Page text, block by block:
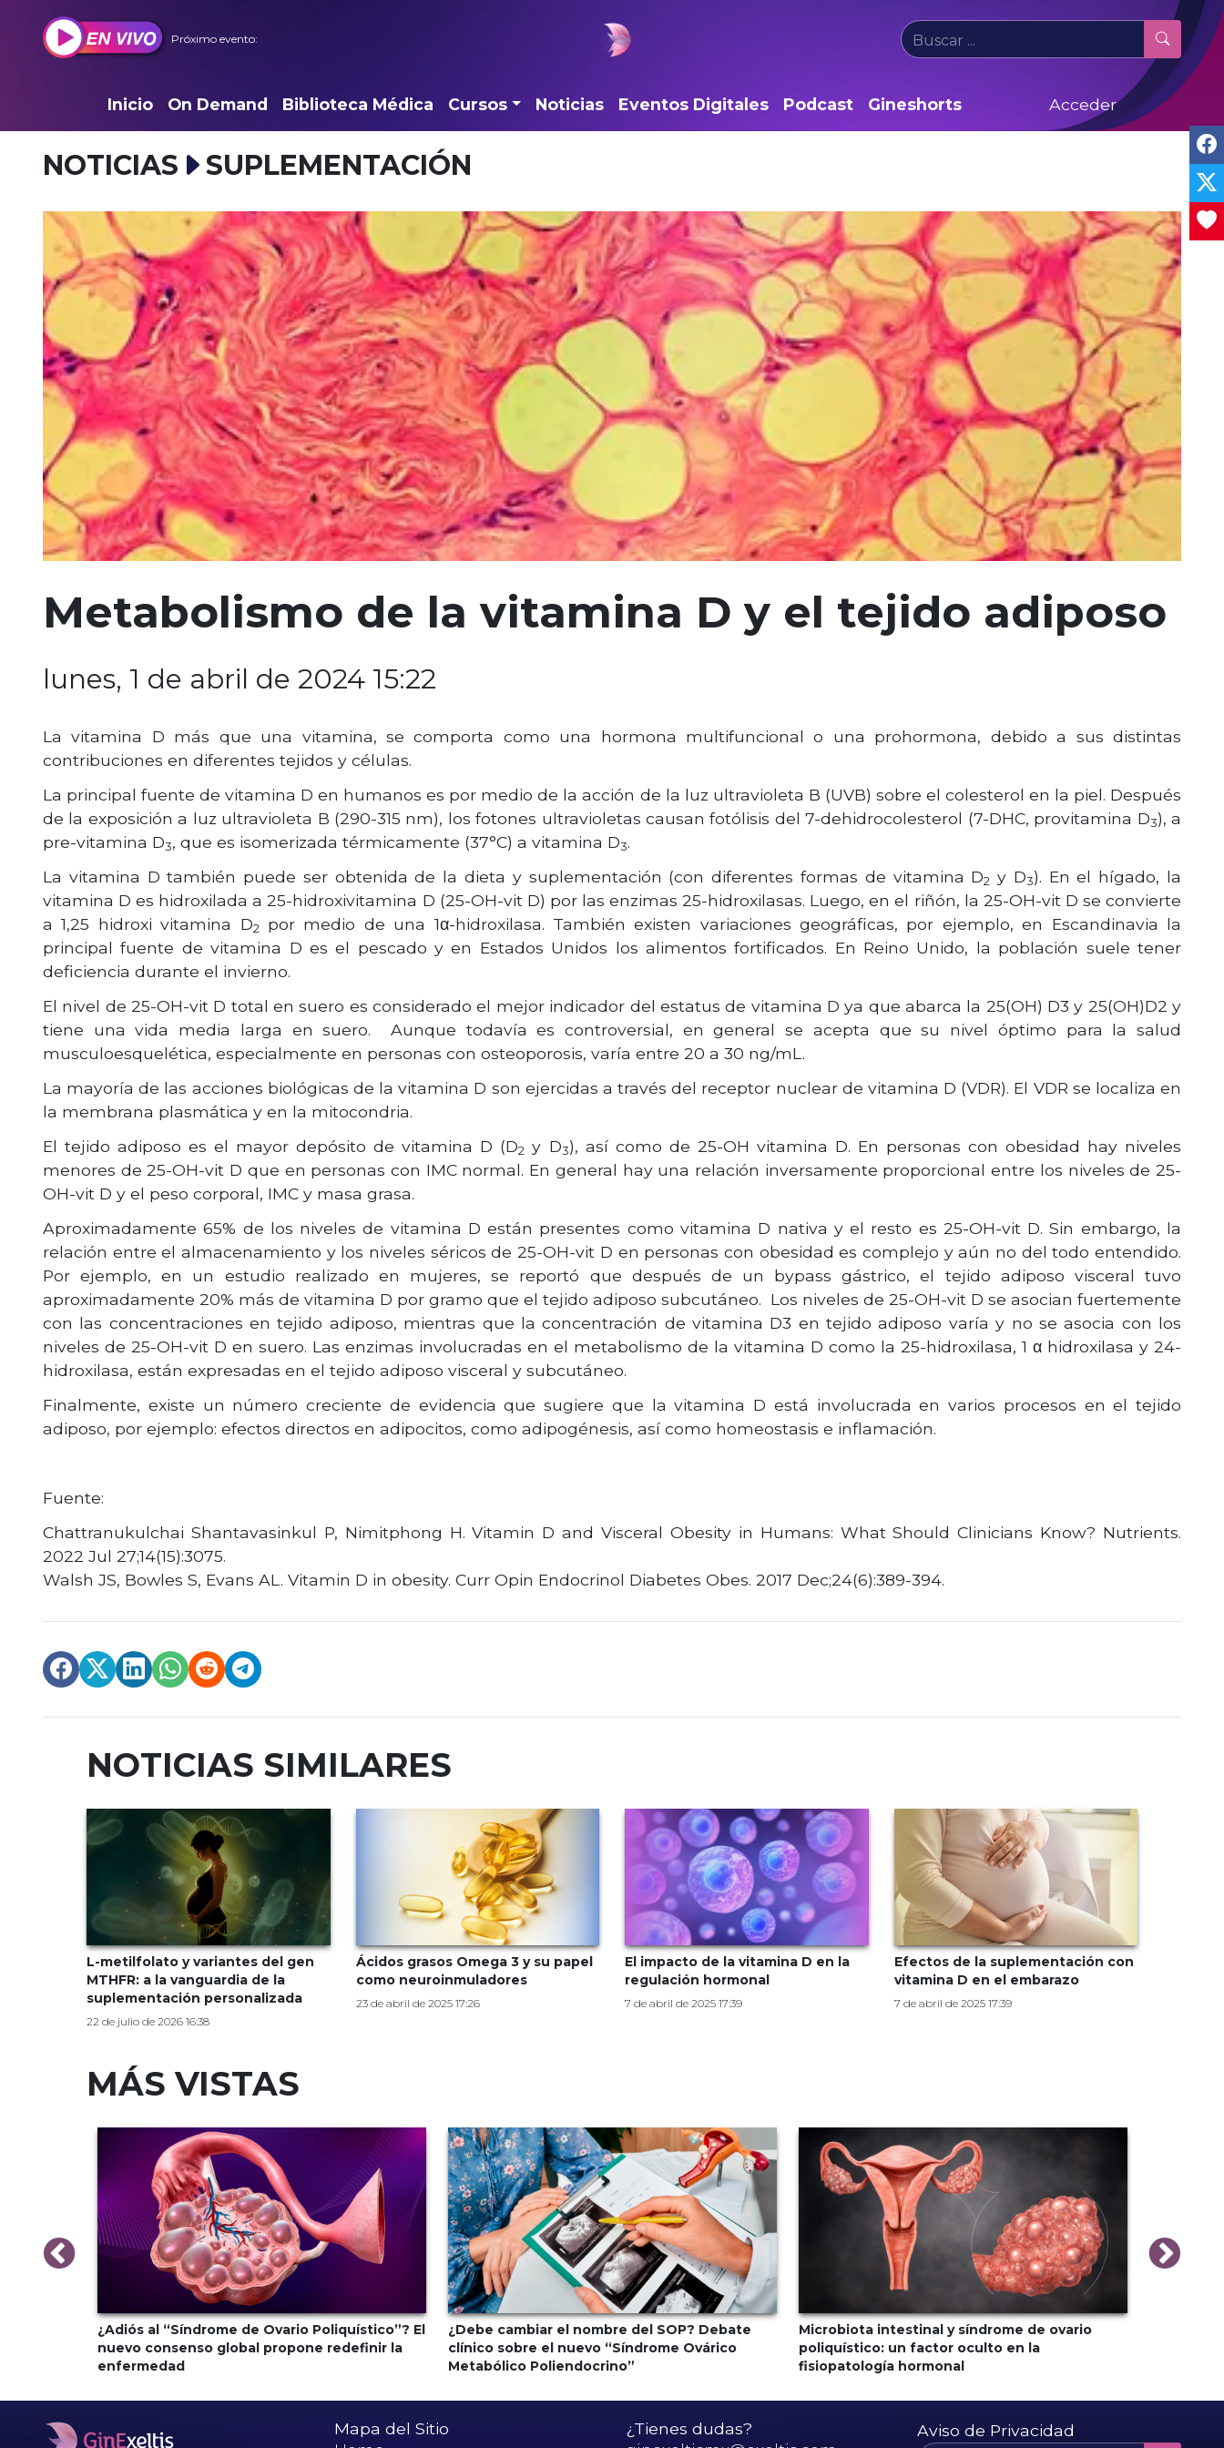
Próximo evento:
Inicio On Demand Biblioteca Médica Cursos Noticias Eventos Digitales Podcast Gineshorts Acceder
NOTICIAS SUPLEMENTACIÓN
Metabolismo de la vitamina D y el tejido adiposo
lunes, 1 de abril de 2024 15:22
La vitamina D más que una vitamina, se comporta como una hormona multifuncional o una prohormona, debido a sus distintas
contribuciones en diferentes tejidos y células.
La principal fuente de vitamina D en humanos es por medio de la acción de la luz ultravioleta B (UVB) sobre el colesterol en la piel. Después
de la exposición a luz ultravioleta B (290-315 nm), los fotones ultravioletas causan fotólisis del 7-dehidrocolesterol (7-DHC, provitamina D3), a
pre-vitamina D3, que es isomerizada térmicamente (37°C) a vitamina D3.
La vitamina D también puede ser obtenida de la dieta y suplementación (con diferentes formas de vitamina D2 y D3). En el hígado, la
vitamina D es hidroxilada a 25-hidroxivitamina D (25-OH-vit D) por las enzimas 25-hidroxilasas. Luego, en el riñón, la 25-OH-vit D se convierte
a 1,25 hidroxi vitamina D2
por medio de una 1α-hidroxilasa. También existen variaciones geográficas, por ejemplo, en Escandinavia la
principal fuente de vitamina D es el pescado y en Estados Unidos los alimentos fortificados. En Reino Unido, la población suele tener
deficiencia durante el invierno.
El nivel de 25-OH-vit D total en suero es considerado el mejor indicador del estatus de vitamina D ya que abarca la 25(OH) D3 y 25(OH)D2 y
tiene una vida media larga en suero. Aunque todavía es controversial, en general se acepta que su nivel óptimo para la salud
musculoesquelética, especialmente en personas con osteoporosis, varía entre 20 a 30 ng/mL.
La mayoría de las acciones biológicas de la vitamina D son ejercidas a través del receptor nuclear de vitamina D (VDR). El VDR se localiza en
la membrana plasmática y en la mitocondria.
El tejido adiposo es el mayor depósito de vitamina D (D2 y D3), así como de 25-OH vitamina D. En personas con obesidad hay niveles
menores de 25-OH-vit D que en personas con IMC normal. En general hay una relación inversamente proporcional entre los niveles de 25-
OH-vit D y el peso corporal, IMC y masa grasa.
Aproximadamente 65% de los niveles de vitamina D están presentes como vitamina D nativa y el resto es 25-OH-vit D. Sin embargo, la
relación entre el almacenamiento y los niveles séricos de 25-OH-vit D en personas con obesidad es complejo y aún no del todo entendido.
Por ejemplo, en un estudio realizado en mujeres, se reportó que después de un bypass gástrico, el tejido adiposo visceral tuvo
aproximadamente 20% más de vitamina D por gramo que el tejido adiposo subcutáneo. Los niveles de 25-OH-vit D se asocian fuertemente
con las concentraciones en tejido adiposo, mientras que la concentración de vitamina D3 en tejido adiposo varía y no se asocia con los
niveles de 25-OH-vit D en suero. Las enzimas involucradas en el metabolismo de la vitamina D como la 25-hidroxilasa, 1 α hidroxilasa y 24-
hidroxilasa, están expresadas en el tejido adiposo visceral y subcutáneo.
Finalmente, existe un número creciente de evidencia que sugiere que la vitamina D está involucrada en varios procesos en el tejido
adiposo, por ejemplo: efectos directos en adipocitos, como adipogénesis, así como homeostasis e inflamación.
Fuente:
Chattranukulchai Shantavasinkul P, Nimitphong H. Vitamin D and Visceral Obesity in Humans: What Should Clinicians Know? Nutrients.
2022 Jul 27;14(15):3075.
Walsh JS, Bowles S, Evans AL. Vitamin D in obesity. Curr Opin Endocrinol Diabetes Obes. 2017 Dec;24(6):389-394.
NOTICIAS SIMILARES
L-metilfolato y variantes del gen
MTHFR: a la vanguardia de la
suplementación personalizada
22 de julio de 2026 16:38
Ácidos grasos Omega 3 y su papel
como neuroinmuladores
23 de abril de 2025 17:26
El impacto de la vitamina D en la
regulación hormonal
7 de abril de 2025 17:39
Efectos de la suplementación con
vitamina D en el embarazo
7 de abril de 2025 17:39
MÁS VISTAS
¿Adiós al “Síndrome de Ovario Poliquístico”? El
nuevo consenso global propone redefinir la
enfermedad
¿Debe cambiar el nombre del SOP? Debate
clínico sobre el nuevo “Síndrome Ovárico
Metabólico Poliendocrino”
Microbiota intestinal y síndrome de ovario
poliquístico: un factor oculto en la
fisiopatología hormonal
Mapa del Sitio
¿Tienes dudas?
Aviso de Privacidad